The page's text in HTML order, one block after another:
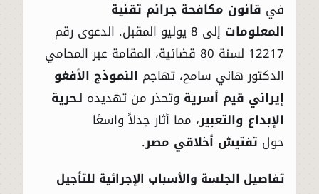
في قانون مكافحة جرائم تقنية
المعلومات
إلى 8 يوليو المقبل. الدعوى رقم
12217 لسنة 80 قضائية، المقامة عبر المحامي
الدكتور هاني سامح، تهاجم النموذج الأفغو
إيراني قيم أسرية وتحذر من تهديده لـحرية
الإبداع والتعبير، مما أثار جدلاً واسعًا
حول تفتيش أخلاقي مصر.
تفاصيل الجلسة والأسباب الإجرائية للتأجيل